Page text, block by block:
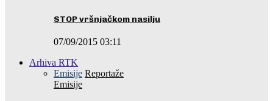
STOP vršnjačkom nasilju
07/09/2015 03:11
Arhiva RTK
Emisije Reportaže
Emisije